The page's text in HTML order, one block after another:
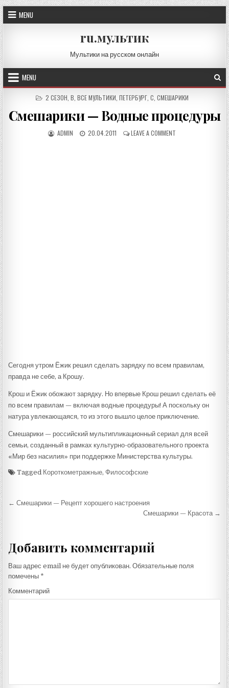
Skip
to
content
MENU
ru.мультик
Мультики на русском онлайн
MENU
POSTED
2 СЕЗОН В ВСЕ МУЛЬТИКИ ПЕТЕРБУРГ, С СМЕШАРИКИ
Смешарики — Водные процедуры
AUTHOR:
ADMIN
PUBLISHED
20.04.2011 LEAVE A COMMENT
Сегодня утром Ёжик решил сделать зарядку по всем правилам,
правда не себе, а Крошу.
Крош и Ёжик обожают зарядку. Но впервые Крош решил сделать её
по всем правилам — включая водные процедуры! А поскольку он
натура увлекающаяся, то из этого вышло целое приключение.
Смешарики — российский мультипликационный сериал для всей
семьи, созданный в рамках культурно-образовательного проекта
«Мир без насилия» при поддержке Министерства культуры.
Tagged Короткометражные,Философские
Навигация
← Смешарики — Рецепт хорошего настроения
Смешарики — Красота →
Добавить комментарий
Ваш адрес email не будет опубликован. Обязательные поля
помечены *
Комментарий